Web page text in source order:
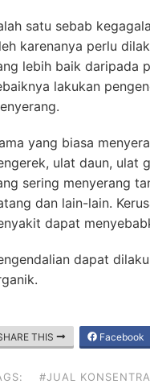
satu sebab
karenanya perlu
lebih baik daripada
lakukan
yang biasa
ulat daun, ulat
sering menyerang
dan lain-lain.
dapat
dapat
THIS Facebook
#JUAL